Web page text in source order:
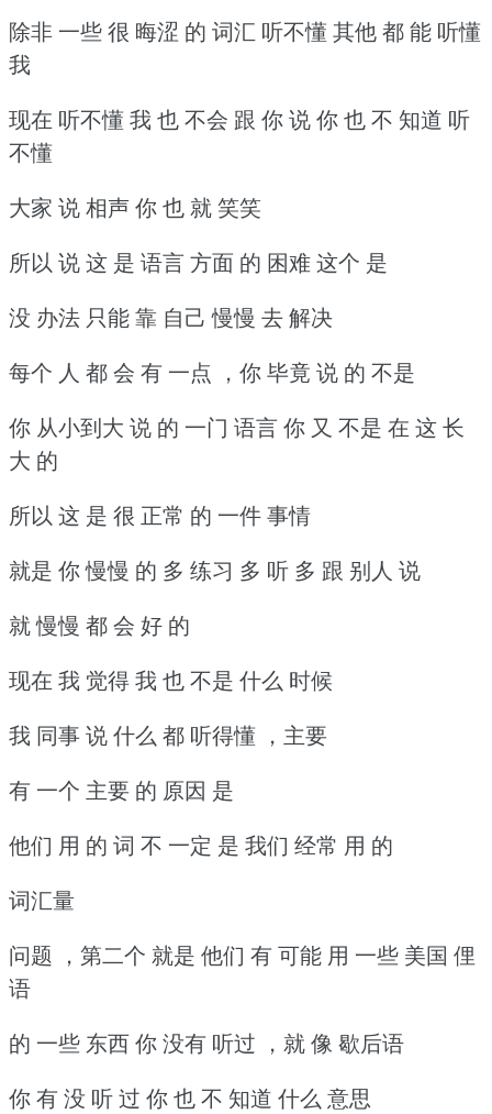
除非 一些 很 晦涩 的 词汇 听不懂 其他 都 能 听懂
我
现在 听不懂 我 也 不会 跟 你 说 你 也 不 知道 听
不懂
大家 说 相声 你 也 就 笑笑
所以 说 这 是 语言 方面 的 困难 这个 是
没 办法 只能 靠 自己 慢慢 去 解决
每个 人 都 会 有 一点 ，你 毕竟 说 的 不是
你 从小到大 说 的 一门 语言 你 又 不是 在 这 长
大 的
所以 这 是 很 正常 的 一件 事情
就是 你 慢慢 的 多 练习 多 听 多 跟 别人 说
就 慢慢 都 会 好 的
现在 我 觉得 我 也 不是 什么 时候
我 同事 说 什么 都 听得懂 ，主要
有 一个 主要 的 原因 是
他们 用 的 词 不 一定 是 我们 经常 用 的
词汇量
问题 ，第二个 就是 他们 有 可能 用 一些 美国 俚
语
的 一些 东西 你 没有 听过 ，就 像 歇后语
你 有 没 听 过 你 也 不 知道 什么 意思